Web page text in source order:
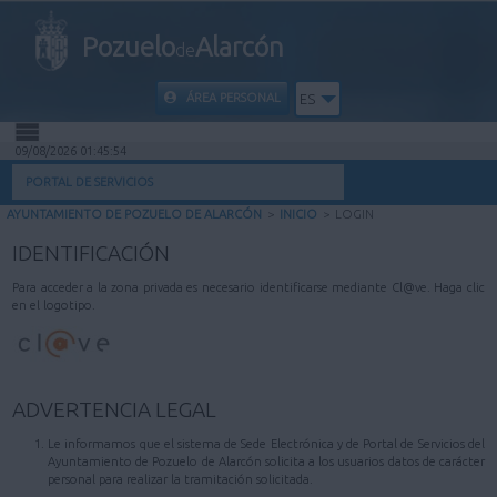
PozuelodeAlarcón
ÁREA PERSONAL ES
INICIO
MI CARPETA
INFORMACIÓN MUNICIPAL
AYUDA
09/08/2026 01:45:54
PORTAL DE SERVICIOS
AYUNTAMIENTO DE POZUELO DE ALARCÓN > INICIO > LOGIN
IDENTIFICACIÓN
Para acceder a la zona privada es necesario identificarse mediante Cl@ve. Haga clic
en el logotipo.
ADVERTENCIA LEGAL
Le informamos que el sistema de Sede Electrónica y de Portal de Servicios del
Ayuntamiento de Pozuelo de Alarcón solicita a los usuarios datos de carácter
personal para realizar la tramitación solicitada.